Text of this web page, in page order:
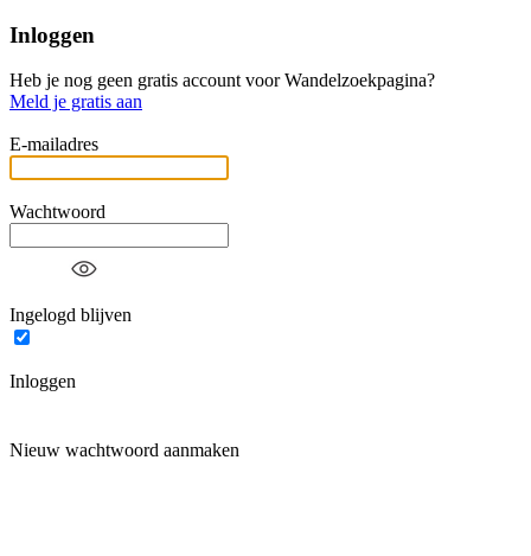
Inloggen
Heb je nog geen gratis account voor Wandelzoekpagina?
Meld je gratis aan
E-mailadres
Wachtwoord
Ingelogd blijven
Inloggen
Nieuw wachtwoord aanmaken